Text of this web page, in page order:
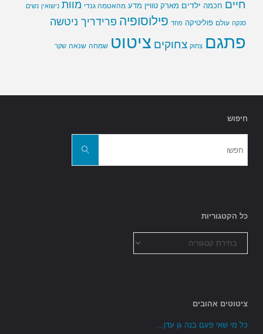
חיים חכמה ילדים מארק טוויין מדע מהאטמה גנדי מוות נישואין נשים
סנקה עולם פוליטיקה פחד פילוסופיה פרידריך ניטשה
פתגם צחוק צחוקים ציטוט שמחה שנאה שקר
חיפוש
חפשו
כל הקטגוריות
הקטגוריות
ציטוטים אהובים
כל מי שאי פעם בנה גן עדן...